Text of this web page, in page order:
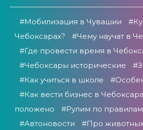
#Мобилизация в Чувашии
Чебоксарах?
#Чему научат в
#Где провести время в
#Чебоксары исторические
#Как учиться в школе
#Как вести бизнес в
положено
#Рулим по правилам
#Автоновости
#Про